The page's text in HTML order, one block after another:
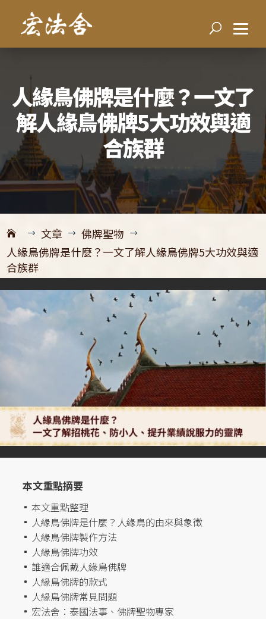
人緣鳥佛牌是什麼？一文了
解人緣鳥佛牌5大功效與適
合族群
$ 文章 $ 佛牌聖物 $
人緣鳥佛牌是什麼？一文了解人緣鳥佛牌5大功效與適
合族群
本文重點摘要
^ 本文重點整理
^ 人緣鳥佛牌是什麼？人緣鳥的由來與象徵
^ 人緣鳥佛牌製作方法
^ 人緣鳥佛牌功效
^ 誰適合佩戴人緣鳥佛牌
^ 人緣鳥佛牌的款式
^ 人緣鳥佛牌常見問題
^ 宏法舍：泰國法事、佛牌聖物專家